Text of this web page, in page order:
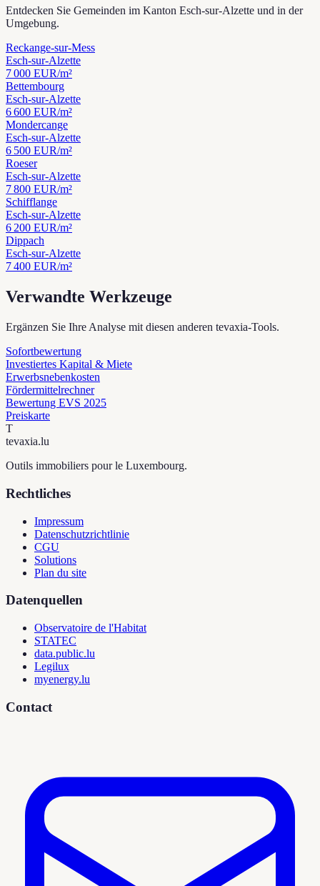
Entdecken Sie Gemeinden im Kanton Esch-sur-Alzette und in der
Umgebung.
Reckange-sur-Mess
Esch-sur-Alzette
7 000 EUR/m²
Bettembourg
Esch-sur-Alzette
6 600 EUR/m²
Mondercange
Esch-sur-Alzette
6 500 EUR/m²
Roeser
Esch-sur-Alzette
7 800 EUR/m²
Schifflange
Esch-sur-Alzette
6 200 EUR/m²
Dippach
Esch-sur-Alzette
7 400 EUR/m²
Verwandte Werkzeuge
Ergänzen Sie Ihre Analyse mit diesen anderen tevaxia-Tools.
Sofortbewertung
Investiertes Kapital & Miete
Erwerbsnebenkosten
Fördermittelrechner
Bewertung EVS 2025
Preiskarte
T
tevaxia.lu
Outils immobiliers pour le Luxembourg.
Rechtliches
Impressum
Datenschutzrichtlinie
CGU
Solutions
Plan du site
Datenquellen
Observatoire de l'Habitat
STATEC
data.public.lu
Legilux
myenergy.lu
Contact